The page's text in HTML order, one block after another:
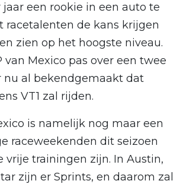
een rookie in een auto te
racetalenten de kans krijgen
zien op het hoogste niveau.
van Mexico pas over een twee
nu al bekendgemaakt dat
VT1 zal rijden.
is namelijk nog maar een
raceweekenden dit seizoen
vrije trainingen zijn. In Austin,
zijn er Sprints, en daarom zal